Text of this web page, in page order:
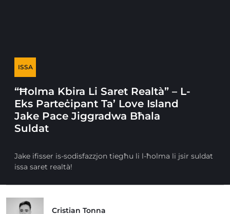
ISSA
“Ħolma Kbira Li Saret Realtà” – L-
Eks Parteċipant Ta’ Love Island
Jake Pace Jiggradwa Bħala
Suldat
Jake ifisser is-sodisfazzjon tiegħu li l-ħolma li jsir suldat
issa saret realtà!
Cristian Tonna